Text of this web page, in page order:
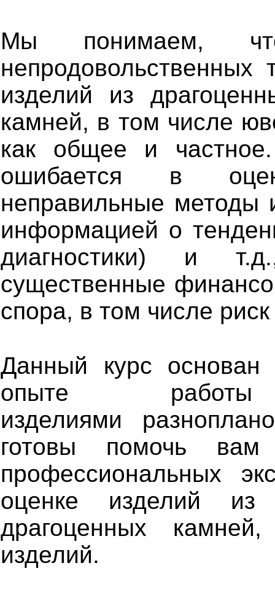
Мы понимаем,
непродовольственных
изделий из
камней, в том числе
как общее и
ошибается в
неправильные методы
информацией о
диагностики) и
существенные
спора, в том числе
Данный курс основан
опыте
изделиями
готовы помочь
профессиональных
оценке изделий из
драгоценных
изделий.